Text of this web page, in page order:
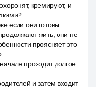
кремируют, и
если они готовы
жить, они не
проясняет это
проходит долгое
и затем входит